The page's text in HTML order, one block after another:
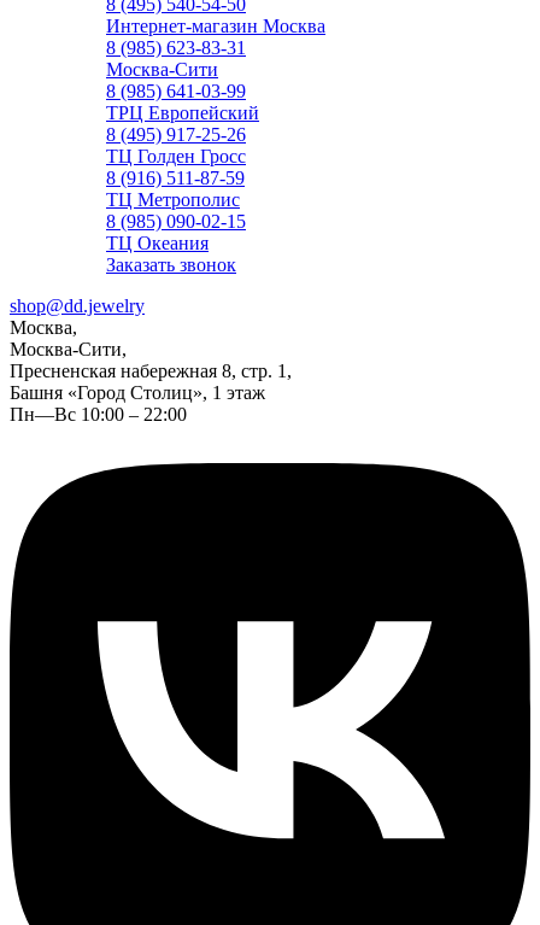
8 (495) 540-54-50
Интернет-магазин Москва
8 (985) 623-83-31
Москва-Сити
8 (985) 641-03-99
ТРЦ Европейский
8 (495) 917-25-26
ТЦ Голден Гросс
8 (916) 511-87-59
ТЦ Метрополис
8 (985) 090-02-15
ТЦ Океания
Заказать звонок
shop@dd.jewelry
Москва,
Москва-Сити,
Пресненская набережная 8, стр. 1,
Башня «Город Столиц», 1 этаж
Пн—Вс 10:00 – 22:00